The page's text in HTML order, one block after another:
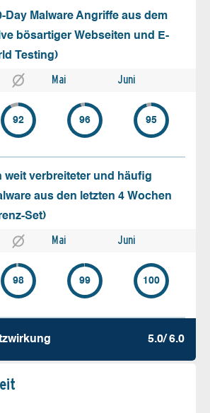
Day Malware Angriffe aus dem
bösartiger Webseiten und E-
Testing)
Mai Juni
92 96 95
weit verbreiteter und häufig
aus den letzten 4 Wochen
Set)
Mai Juni
98 99 100
5.0/ 6.0